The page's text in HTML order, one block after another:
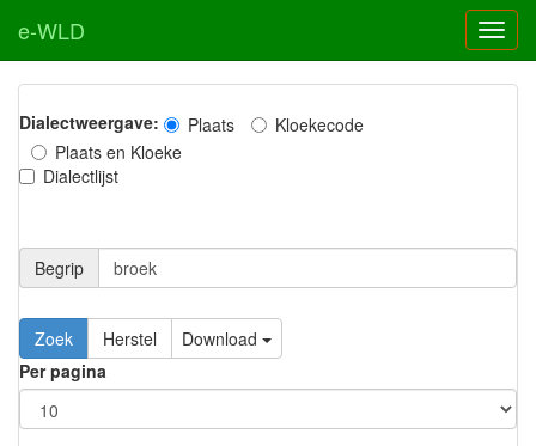
e-WLD
Dialectweergave: Plaats
Kloekecode
Plaats en Kloeke
Dialectlijst
Begrip
Zoek Herstel
Download
Per pagina